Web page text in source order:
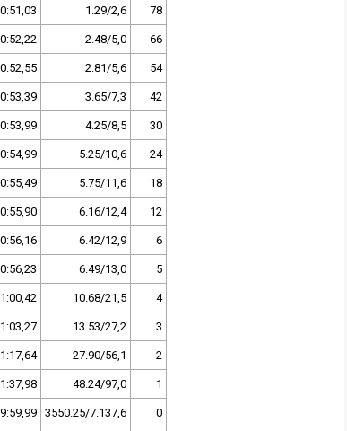
1.29/2,6 78
2.48/5,0 66
2.81/5,6 54
3.65/7,3 42
4.25/8,5 30
5.25/10,6 24
5.75/11,6 18
6.16/12,4 12
6.42/12,9 6
6.49/13,0 5
10.68/21,5 4
13.53/27,2 3
27.90/56,1 2
48.24/97,0 1
3550.25/7.137,6 0